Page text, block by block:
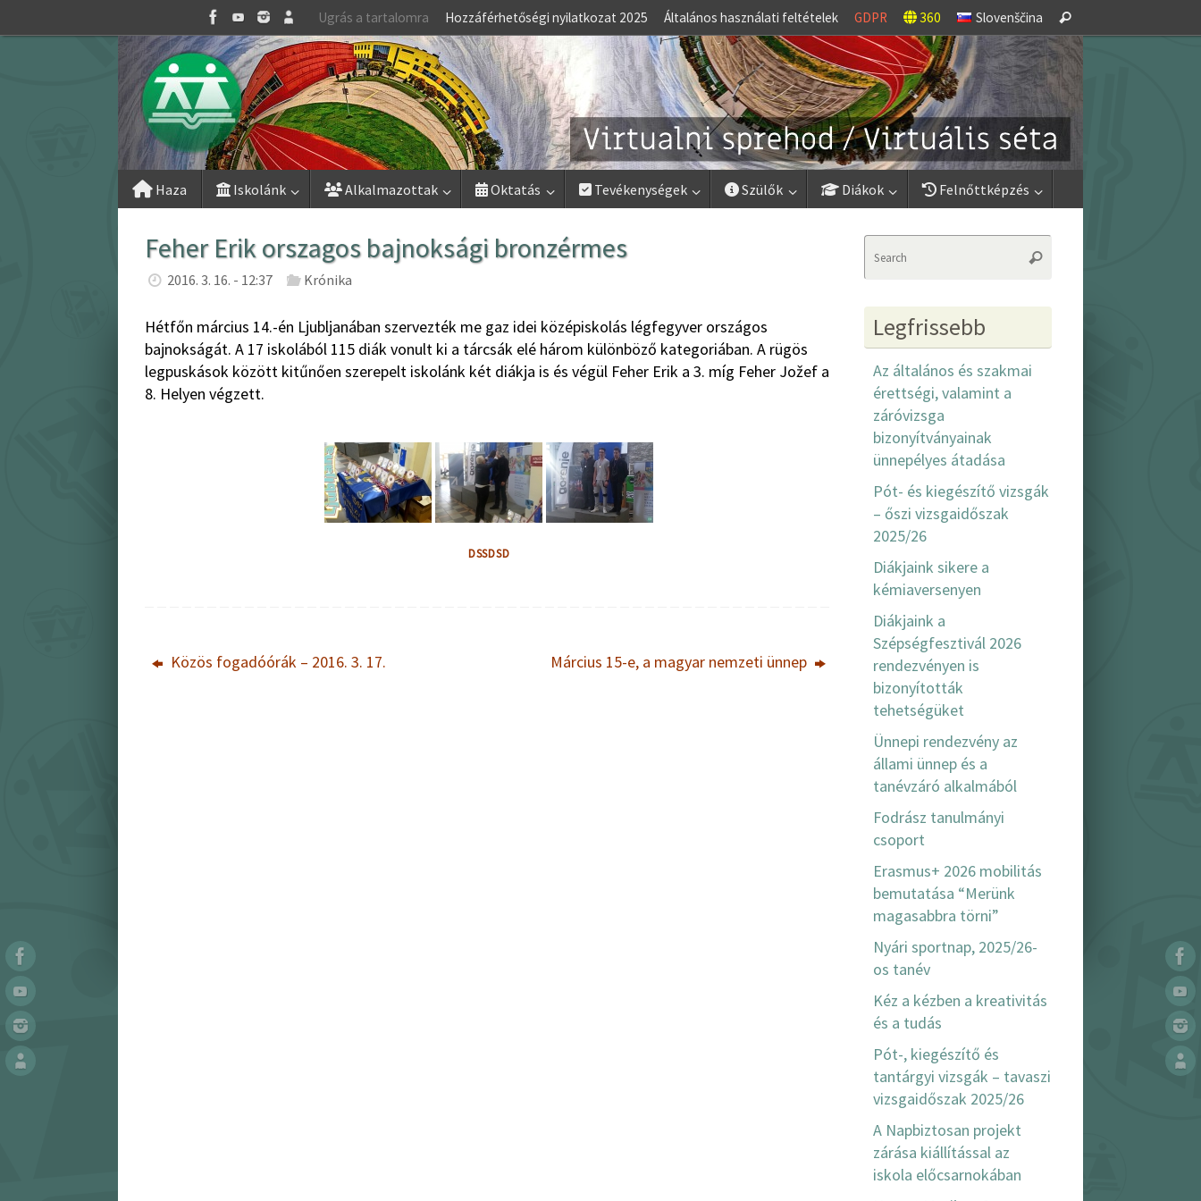
to
Ugrás a tartalomra Hozzáférhetőségi nyilatkozat 2025 Általános használati feltételek GDPR 360 Slovenščina
for:
Search
Skip
Haza Iskolánk Alkalmazottak Oktatás Tevékenységek Szülők Diákok Felnőttképzés
Feher Erik orszagos bajnoksági bronzérmes
2016. 3. 16. - 12:37 Krónika
Hétfőn március 14.-én Ljubljanában szervezték me gaz idei középiskolás légfegyver országos
bajnokságát. A 17 iskolából 115 diák vonult ki a tárcsák elé három különböző kategoriában. A rügös
legpuskások között kitűnően szerepelt iskolánk két diákja is és végül Feher Erik a 3. míg Feher Jožef a
8. Helyen végzett.
DSSDSD
Közös fogadóórák – 2016. 3. 17. Március 15-e, a magyar nemzeti ünnep
Search
Legfrissebb
Az általános és szakmai
érettségi, valamint a
záróvizsga
bizonyítványainak
ünnepélyes átadása
Pót- és kiegészítő vizsgák
– őszi vizsgaidőszak
2025/26
Diákjaink sikere a
kémiaversenyen
Diákjaink a
Szépségfesztivál 2026
rendezvényen is
bizonyították
tehetségüket
Ünnepi rendezvény az
állami ünnep és a
tanévzáró alkalmából
Fodrász tanulmányi
csoport
Erasmus+ 2026 mobilitás
bemutatása “Merünk
magasabbra törni”
Nyári sportnap, 2025/26-
os tanév
Kéz a kézben a kreativitás
és a tudás
Pót-, kiegészítő és
tantárgyi vizsgák – tavaszi
vizsgaidőszak 2025/26
A Napbiztosan projekt
zárása kiállítással az
iskola előcsarnokában